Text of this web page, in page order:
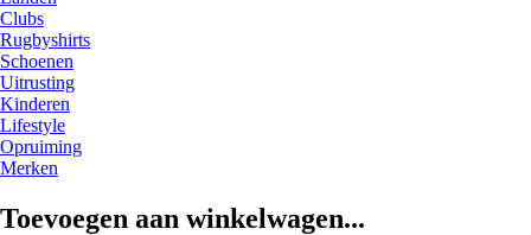
Clubs
Rugbyshirts
Schoenen
Uitrusting
Kinderen
Lifestyle
Opruiming
Merken
Toevoegen aan winkelwagen...